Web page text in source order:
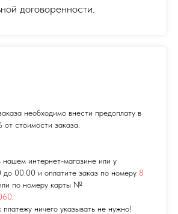
договоренности.
необходимо внести предоплату в
стоимости заказа.
нашем интернет-магазине или у
00.00 и оплатите заказ по номеру 8
по номеру карты №
ничего указывать не нужно!